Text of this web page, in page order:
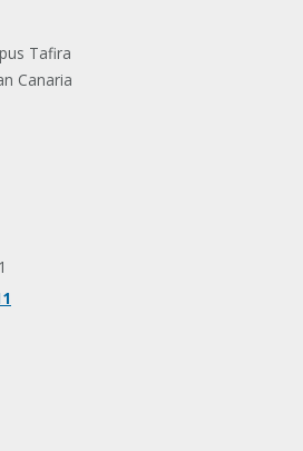
Tafira
Canaria